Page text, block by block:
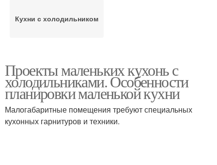
Кухни с холодильником
Проекты маленьких кухонь с
холодильниками. Особенности
планировки маленькой кухни
Малогабаритные помещения требуют специальных
кухонных гарнитуров и техники.